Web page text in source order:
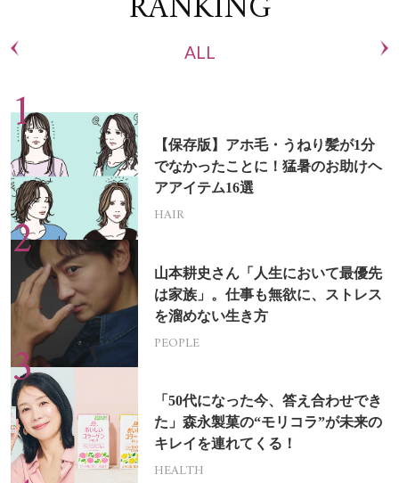
ALL
【保存版】アホ毛・うねり髪が1分
でなかったことに！猛暑のお助けヘ
アアイテム16選
HAIR
山本耕史さん「人生において最優先
は家族」。仕事も無欲に、ストレス
を溜めない生き方
PEOPLE
「50代になった今、答え合わせでき
た」森永製菓の“モリコラ”が未来の
キレイを連れてくる！
HEALTH